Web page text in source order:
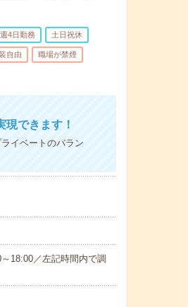
週4日勤務 土日祝休
自由 職場が禁煙
できます！
イベートのバラン
18:00／左記時間内で調